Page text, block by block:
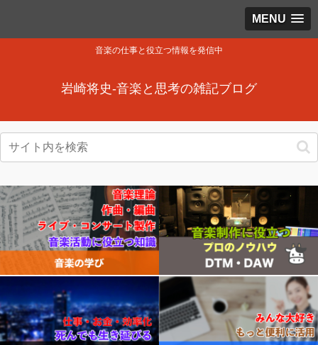
MENU
音楽の仕事と役立つ情報を発信中
岩崎将史-音楽と思考の雑記ブログ